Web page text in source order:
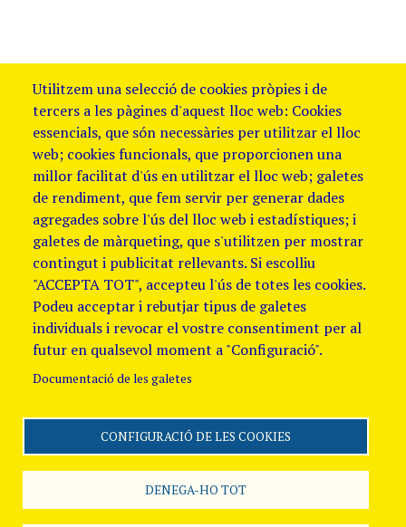
Utilitzem una selecció de cookies pròpies i de
tercers a les pàgines d'aquest lloc web: Cookies
essencials, que són necessàries per utilitzar el lloc
web; cookies funcionals, que proporcionen una
millor facilitat d'ús en utilitzar el lloc web; galetes
de rendiment, que fem servir per generar dades
agregades sobre l'ús del lloc web i estadístiques; i
galetes de màrqueting, que s'utilitzen per mostrar
contingut i publicitat rellevants. Si escolliu
"ACCEPTA TOT", accepteu l'ús de totes les cookies.
Podeu acceptar i rebutjar tipus de galetes
individuals i revocar el vostre consentiment per al
futur en qualsevol moment a "Configuració".
Documentació de les galetes
CONFIGURACIÓ DE LES COOKIES
DENEGA-HO TOT